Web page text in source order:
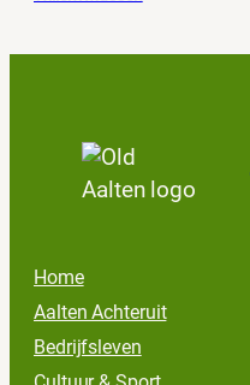
Home
Aalten Achteruit
Bedrijfsleven